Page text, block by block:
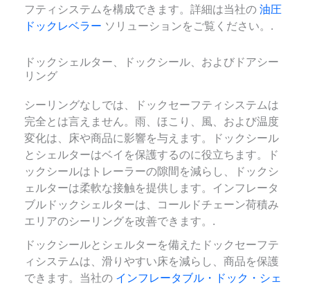
フティシステムを構成できます。詳細は当社の 油圧
ドックレベラー ソリューションをご覧ください。.
ドックシェルター、ドックシール、およびドアシー
リング
シーリングなしでは、ドックセーフティシステムは
完全とは言えません。雨、ほこり、風、および温度
変化は、床や商品に影響を与えます。ドックシール
とシェルターはベイを保護するのに役立ちます。ド
ックシールはトレーラーの隙間を減らし、ドックシ
ェルターは柔軟な接触を提供します。インフレータ
ブルドックシェルターは、コールドチェーン荷積み
エリアのシーリングを改善できます。.
ドックシールとシェルターを備えたドックセーフテ
ィシステムは、滑りやすい床を減らし、商品を保護
できます。当社の インフレータブル・ドック・シェ